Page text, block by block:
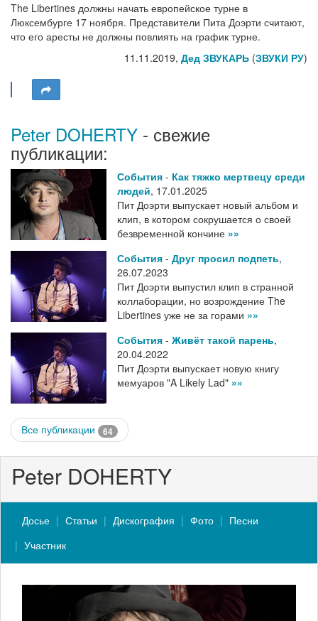
The Libertines должны начать европейское турне в
Люксембурге 17 ноября. Представители Пита Доэрти считают,
что его аресты не должны повлиять на график турне.
11.11.2019, Дед ЗВУКАРЬ (ЗВУКИ РУ)
Peter DOHERTY - свежие
публикации:
События - Как тяжко мертвецу среди
людей, 17.01.2025
Пит Доэрти выпускает новый альбом и
клип, в котором сокрушается о своей
безвременной кончине »»
События - Друг просил подпеть,
26.07.2023
Пит Доэрти выпустил клип в странной
коллаборации, но возрождение The
Libertines уже не за горами »»
События - Живёт такой парень,
20.04.2022
Пит Доэрти выпускает новую книгу
мемуаров "A Likely Lad" »»
Все публикации 64
Peter DOHERTY
Досье Статьи Дискография Фото
Песни
Участник